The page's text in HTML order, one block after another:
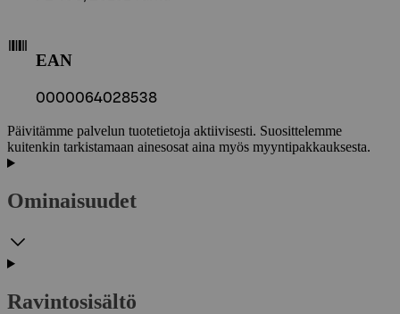
EAN
0000064028538
Päivitämme palvelun tuotetietoja aktiivisesti. Suosittelemme
kuitenkin tarkistamaan ainesosat aina myös myyntipakkauksesta.
Ominaisuudet
Ravintosisältö